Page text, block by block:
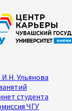
Ульянова
студента
ЧГУ